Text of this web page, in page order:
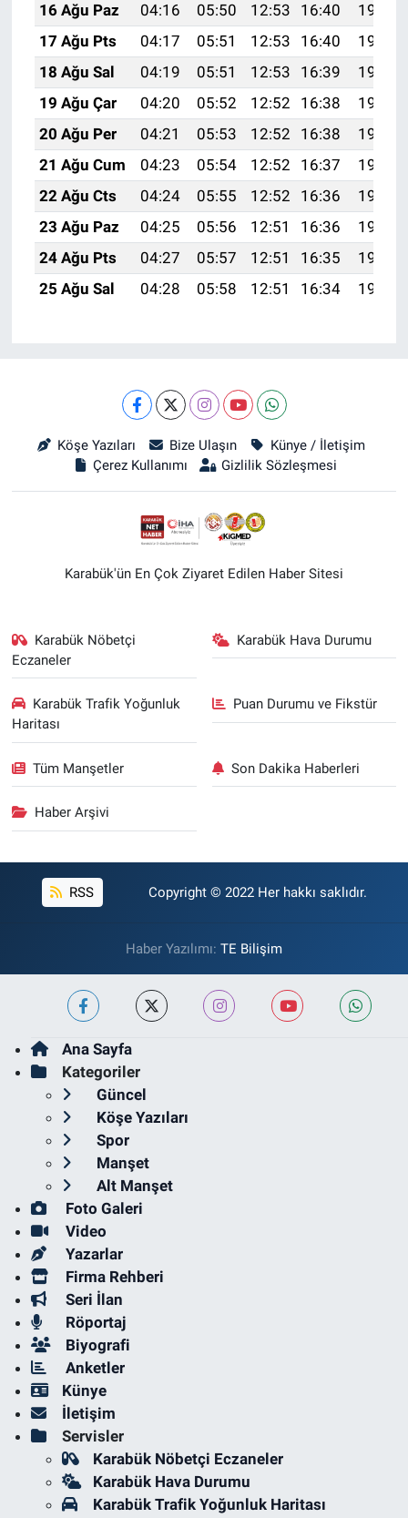
16 Ağu Paz
04:16 05:50 12:53 16:40
19:47
17 Ağu Pts
04:17 05:51 12:53 16:40
19:45
18 Ağu Sal
04:19 05:51 12:53 16:39
19:44
19 Ağu Çar
04:20 05:52 12:52 16:38
19:42
20 Ağu Per
04:21 05:53 12:52 16:38
19:41
21 Ağu Cum
04:23 05:54 12:52 16:37
19:40
22 Ağu Cts
04:24 05:55 12:52 16:36
19:38
23 Ağu Paz
04:25 05:56 12:51 16:36
19:37
24 Ağu Pts
04:27 05:57 12:51 16:35
19:35
25 Ağu Sal
04:28 05:58 12:51 16:34 19:34
Köşe Yazıları Bize Ulaşın
Künye / İletişim
Çerez Kullanımı
Gizlilik Sözleşmesi
Karabük'ün En Çok Ziyaret Edilen Haber Sitesi
Karabük Nöbetçi
Eczaneler
Karabük Hava Durumu
Karabük Trafik Yoğunluk
Haritası
Puan Durumu ve Fikstür
Tüm Manşetler Son Dakika Haberleri
Haber Arşivi
RSS Copyright © 2022 Her hakkı saklıdır.
Haber Yazılımı: TE Bilişim
Ana Sayfa
Kategoriler
Güncel
Köşe Yazıları
Spor
Manşet
Alt Manşet
Foto Galeri
Video
Yazarlar
Firma Rehberi
Seri İlan
Röportaj
Biyografi
Anketler
Künye
İletişim
Servisler
Karabük Nöbetçi Eczaneler
Karabük Hava Durumu
Karabük Trafik Yoğunluk Haritası